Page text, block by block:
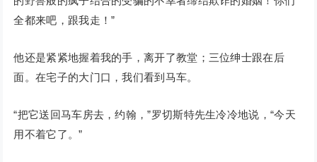
全都来吧，跟我走！”
他还是紧紧地握着我的手，离开了教堂；三位绅士跟在后
面。在宅子的大门口，我们看到马车。
“把它送回马车房去，约翰，”罗切斯特先生冷冷地说，“今天
用不着它了。”